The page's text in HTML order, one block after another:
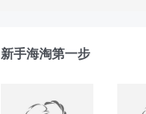
新手海淘第一步